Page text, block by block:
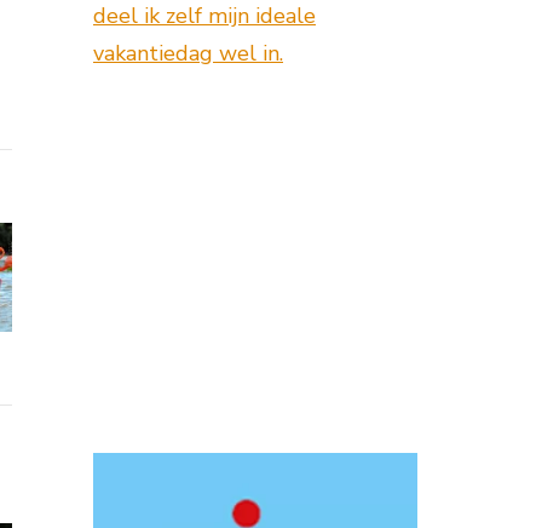
deel ik zelf mijn ideale
vakantiedag wel in.